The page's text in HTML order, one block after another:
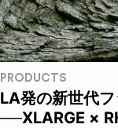
PRODUCTS
LA発の新世代
──XLARGE ×